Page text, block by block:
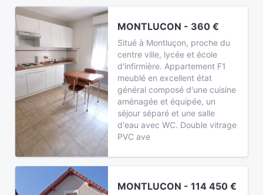
MONTLUCON - 360 €
Situé à Montluçon, proche du
centre ville, lycée et école
d'infirmière. Appartement F1
meublé en excellent état
général composé d'une cuisine
aménagée et équipée, un
séjour séparé et une salle
d'eau avec WC. Double vitrage
PVC ave
MONTLUCON - 114 450 €